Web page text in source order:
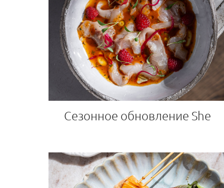
Сезонное обновление She